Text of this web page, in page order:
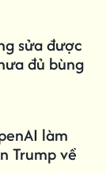
sửa được
đủ bùng
làm
Trump về